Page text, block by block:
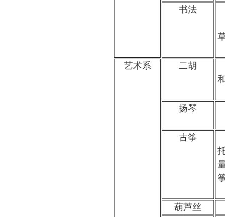
书法
艺术系 二胡
扬琴
古筝
葫芦丝